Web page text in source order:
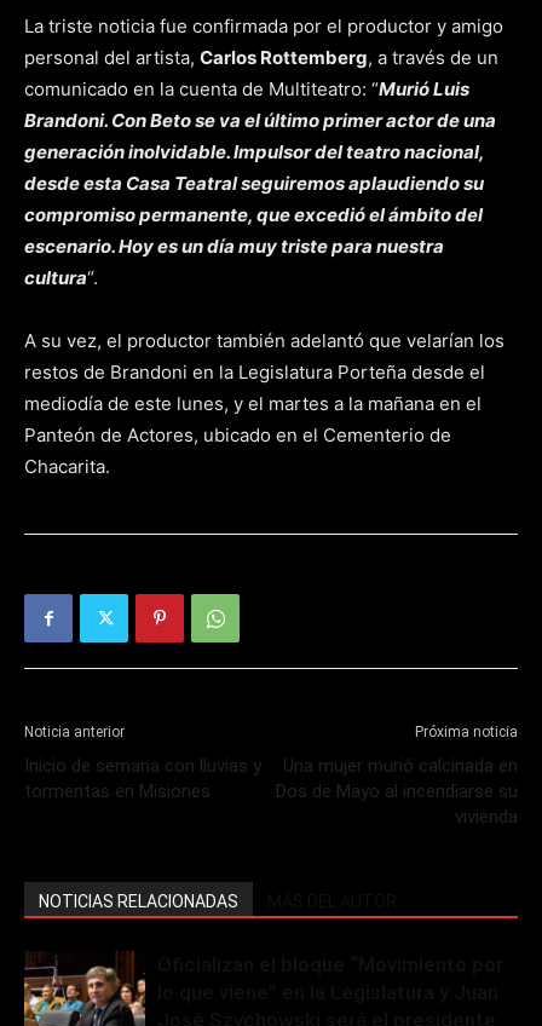
La triste noticia fue confirmada por el productor y amigo
personal del artista, Carlos Rottemberg, a través de un
comunicado en la cuenta de Multiteatro: “Murió Luis
Brandoni. Con Beto se va el último primer actor de una
generación inolvidable. Impulsor del teatro nacional,
desde esta Casa Teatral seguiremos aplaudiendo su
compromiso permanente, que excedió el ámbito del
escenario. Hoy es un día muy triste para nuestra
cultura“.
A su vez, el productor también adelantó que velarían los
restos de Brandoni en la Legislatura Porteña desde el
mediodía de este lunes, y el martes a la mañana en el
Panteón de Actores, ubicado en el Cementerio de
Chacarita.
Noticia anterior
Inicio de semana con lluvias y
tormentas en Misiones
Próxima noticia
Una mujer murió calcinada en
Dos de Mayo al incendiarse su
vivienda
NOTICIAS RELACIONADAS